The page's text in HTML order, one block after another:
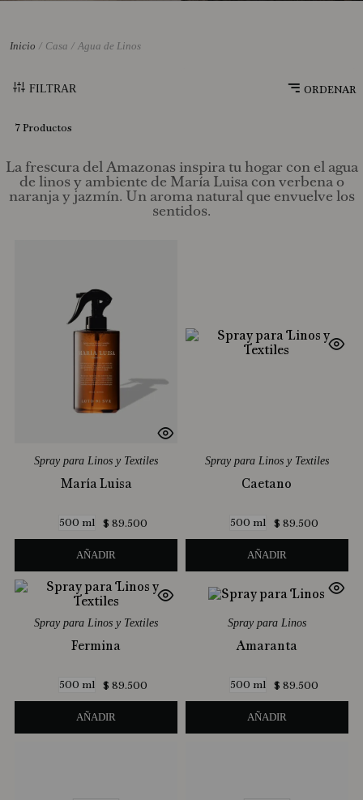
Casa Agua de Linos
FILTRAR
7Productos
La frescura del Amazonas inspira tu hogar con el agua
de linos y ambiente de María Luisa con verbena o
naranja y jazmín. Un aroma natural que envuelve los
sentidos.
Spray para Linos y Textiles
María Luisa
500 ml $ 89.500
AÑADIR
Spray para Linos y Textiles
Caetano
500 ml $ 89.500
AÑADIR
Spray para Linos y Textiles
Fermina
500 ml $ 89.500
AÑADIR
Spray para Linos
Amaranta
500 ml $ 89.500
AÑADIR